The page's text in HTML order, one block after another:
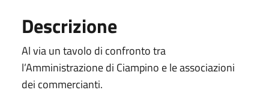
Descrizione
Al via un tavolo di confronto tra
l’Amministrazione di Ciampino e le associazioni
dei commercianti.